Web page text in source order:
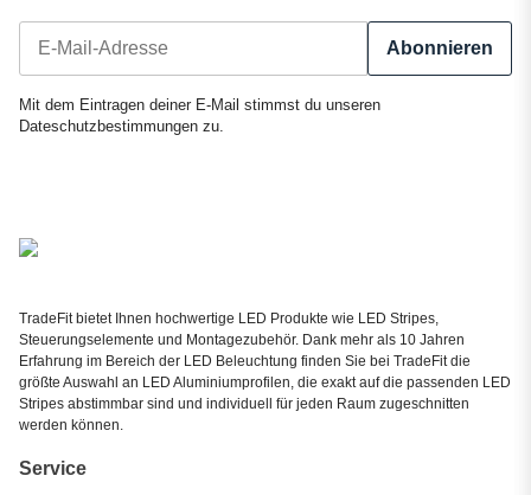
Abonnieren
Mit dem Eintragen deiner E-Mail stimmst du unseren
Dateschutzbestimmungen zu.
TradeFit bietet Ihnen hochwertige LED Produkte wie LED Stripes,
Steuerungselemente und Montagezubehör. Dank mehr als 10 Jahren
Erfahrung im Bereich der LED Beleuchtung finden Sie bei TradeFit die
größte Auswahl an LED Aluminiumprofilen, die exakt auf die passenden LED
Stripes abstimmbar sind und individuell für jeden Raum zugeschnitten
werden können.
Service